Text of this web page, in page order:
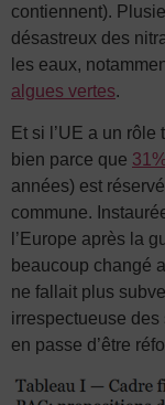
contiennent).
désastreux des
les eaux,
algues vertes.
Et si l’UE a un rôle
bien parce que
années) est
commune.
l’Europe après la
beaucoup changé
ne fallait plus
irrespectueuse
en passe d’être